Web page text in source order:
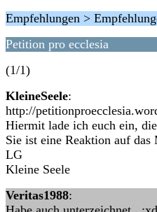
Empfehlungen >
Petition pro ecclesia
(1/1)
KleineSeele:
http://
Hiermit lade ich euch ein,
Sie ist eine Reaktion auf
LG
Kleine Seele
Veritas1988: